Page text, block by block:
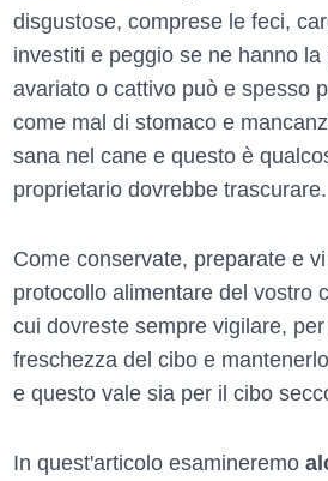
disgustose, comprese le feci,
investiti e peggio se ne hanno
avariato o cattivo può e spesso
come mal di stomaco e
sana nel cane e questo è
proprietario dovrebbe trascurare.
Come conservate, preparate e
protocollo alimentare del vostro
cui dovreste sempre vigilare,
freschezza del cibo e
e questo vale sia per il cibo
In quest'articolo esamineremo